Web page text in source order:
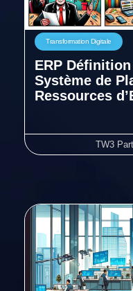
Transformation Digitale
ERP
Système de
Ressources
TW3